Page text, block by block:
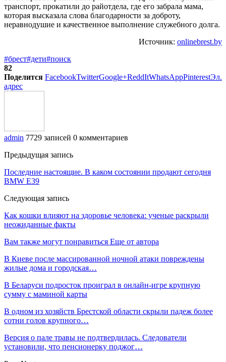
транспорт, прокатили до райотдела, где его забрала мама,
которая высказала слова благодарности за доброту,
неравнодушие и качественное выполнение служебного долга.
Источник: onlinebrest.by
#брест#дети#поиск
82
Поделится FacebookTwitterGoogle+ReddItWhatsAppPinterestЭл.
адрес
admin 7729 записей 0 комментариев
Предыдущая запись
Последние настоящие. В каком состоянии продают сегодня
BMW E39
Следующая запись
Как кошки влияют на здоровье человека: ученые раскрыли
неожиданные факты
Вам также могут понравиться Еще от автора
В Киеве после массированной ночной атаки повреждены
жилые дома и городская…
В Беларуси подросток проиграл в онлайн-игре крупную
сумму с маминой карты
В одном из хозяйств Брестской области скрыли падеж более
сотни голов крупного…
Версия о пале травы не подтвердилась. Следователи
установили, что пенсионерку поджог…